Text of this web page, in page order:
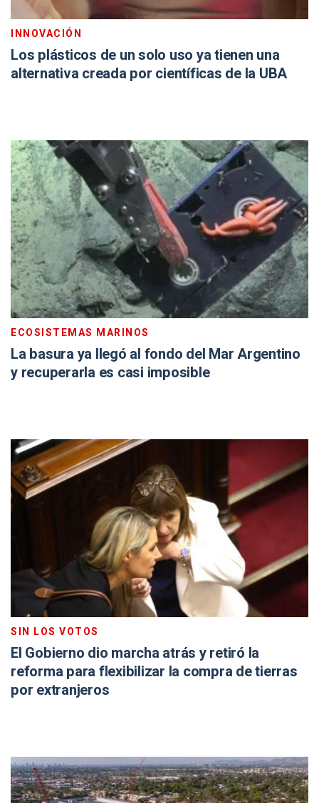
INNOVACIÓN
Los plásticos de un solo uso ya tienen una
alternativa creada por científicas de la UBA
ECOSISTEMAS MARINOS
La basura ya llegó al fondo del Mar Argentino
y recuperarla es casi imposible
SIN LOS VOTOS
El Gobierno dio marcha atrás y retiró la
reforma para flexibilizar la compra de tierras
por extranjeros